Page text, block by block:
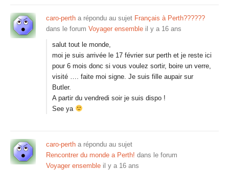
caro-perth a répondu au sujet Français à Perth??????
dans le forum Voyager ensemble il y a 16 ans
salut tout le monde,
moi je suis arrivée le 17 février sur perth et je reste ici
pour 6 mois donc si vous voulez sortir, boire un verre,
visité …. faite moi signe. Je suis fille aupair sur
Butler.
A partir du vendredi soir je suis dispo !
See ya
caro-perth a répondu au sujet
Rencontrer du monde a Perth! dans le forum
Voyager ensemble il y a 16 ans